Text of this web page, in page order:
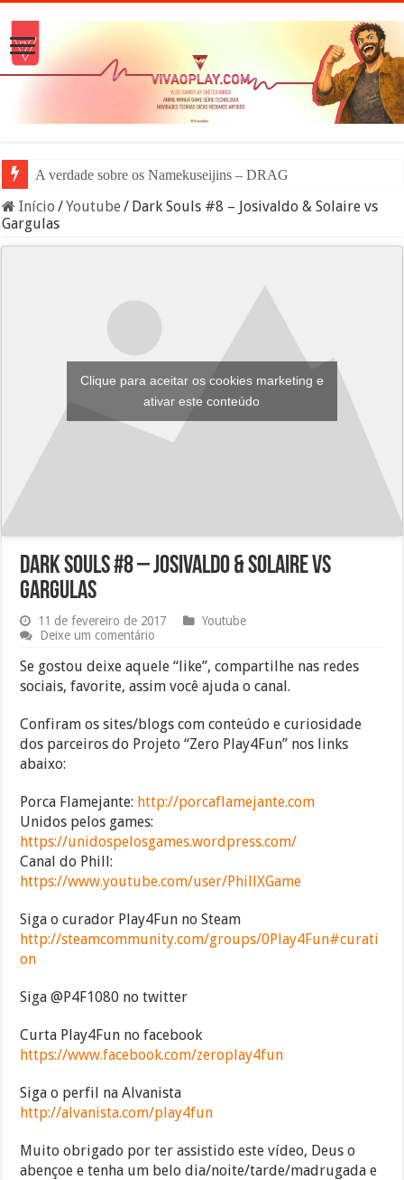
A verdade sobre os Namekuseijins – DRAGON BALL #News
Início /Youtube / Dark Souls #8 – Josivaldo & Solaire vs
Gargulas
Clique para aceitar os cookies marketing e
ativar este conteúdo
Dark Souls #8 – Josivaldo & Solaire vs
Gargulas
11 de fevereiro de 2017
Youtube
Deixe um comentário
Se gostou deixe aquele “like”, compartilhe nas redes
sociais, favorite, assim você ajuda o canal.
Confiram os sites/blogs com conteúdo e curiosidade
dos parceiros do Projeto “Zero Play4Fun” nos links
abaixo:
Porca Flamejante: http://porcaflamejante.com
Unidos pelos games:
https://unidospelosgames.wordpress.com/
Canal do Phill:
https://www.youtube.com/user/PhillXGame
Siga o curador Play4Fun no Steam
http://steamcommunity.com/groups/0Play4Fun#curati
on
Siga @P4F1080 no twitter
Curta Play4Fun no facebook
https://www.facebook.com/zeroplay4fun
Siga o perfil na Alvanista
http://alvanista.com/play4fun
Muito obrigado por ter assistido este vídeo, Deus o
abençoe e tenha um belo dia/noite/tarde/madrugada e